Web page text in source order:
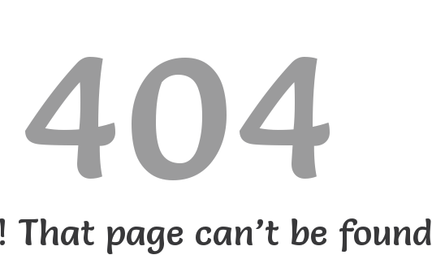
404
That page can’t be